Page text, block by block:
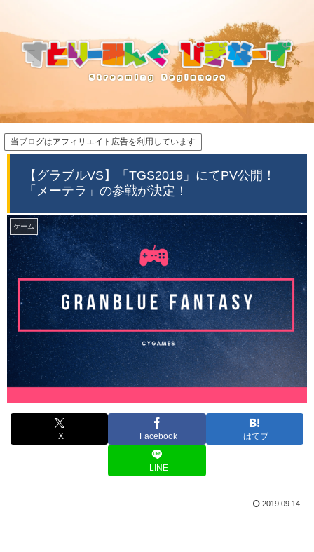
当ブログはアフィリエイト広告を利用しています
【グラブルVS】「TGS2019」にてPV公開！
「メーテラ」の参戦が決定！
ゲーム
X Facebook はてブ
LINE
2019.09.14